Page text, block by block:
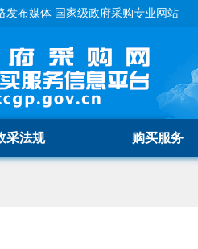
发布媒体 国家级政府采购专业网站
采法规 购买服务